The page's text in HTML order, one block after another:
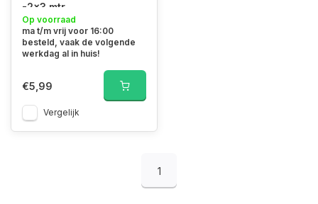
-2x3 mtr
Op voorraad
ma t/m vrij voor 16:00
besteld, vaak de volgende
werkdag al in huis!
€5,99
Vergelijk
1